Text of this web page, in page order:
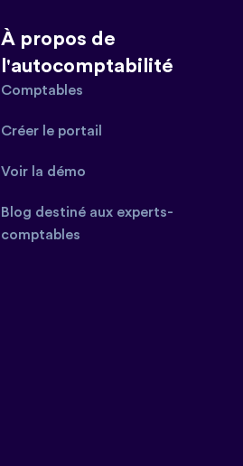
À propos de
l'autocomptabilité
Comptables
Créer le portail
Voir la démo
Blog destiné aux experts-
comptables